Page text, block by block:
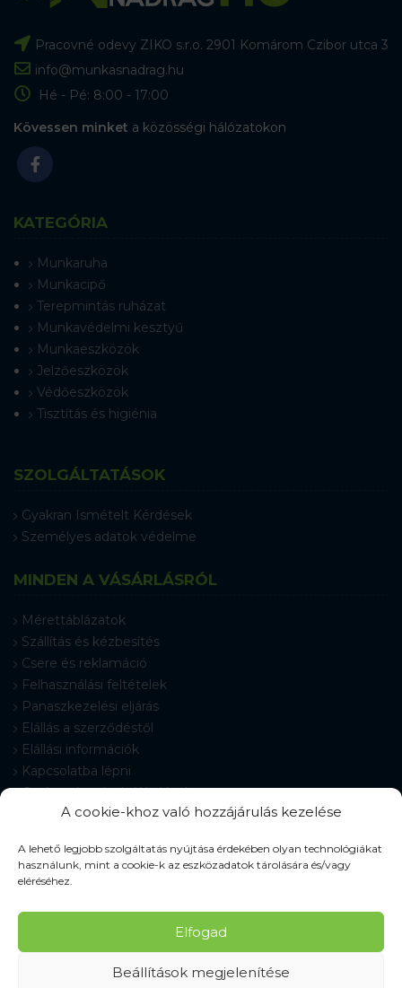
A cookie-khoz való hozzájárulás kezelése
A lehető legjobb szolgáltatás nyújtása érdekében olyan technológiákat
használunk, mint a cookie-k az eszközadatok tárolására és/vagy
eléréséhez.
Elfogad
Beállítások megjelenítése
Pracovné odevy ZIKO s.r.o. 2901 Komárom Czibor utca 3
info@munkasnadrag.hu
Hé - Pé: 8:00 - 17:00
Kövessen minket a közösségi hálózatokon
KATEGÓRIA
Munkaruha
Munkacipő
Terepmintás ruházat
Munkavédelmi kesztyű
Munkaeszközök
Jelzőeszközök
Védőeszközök
Tisztítás és higiénia
SZOLGÁLTATÁSOK
Gyakran Ismételt Kérdések
Személyes adatok védelme
MINDEN A VÁSÁRLÁSRÓL
Mérettáblázatok
Szállítás és kézbesítés
Csere és reklamáció
Felhasználási feltételek
Panaszkezelési eljárás
Elállás a szerződéstől
Elállási információk
Kapcsolatba lépni
Gyakran Ismételt Kérdések
Cookie-beállítások